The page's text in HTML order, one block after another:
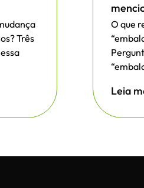
Três
O que
Leia